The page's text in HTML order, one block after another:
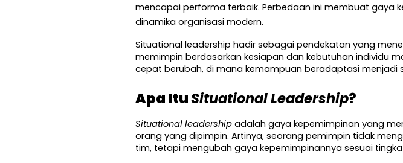
mencapai performa terbaik. Perbedaan ini membuat gaya
dinamika organisasi modern.
Situational leadership hadir sebagai pendekatan yang
memimpin berdasarkan kesiapan dan kebutuhan individu
cepat berubah, di mana kemampuan beradaptasi
Apa Itu Situational Leadership?
Situational leadership adalah gaya kepemimpinan yang
orang yang dipimpin. Artinya, seorang pemimpin tidak
tim, tetapi mengubah gaya kepemimpinannya sesuai